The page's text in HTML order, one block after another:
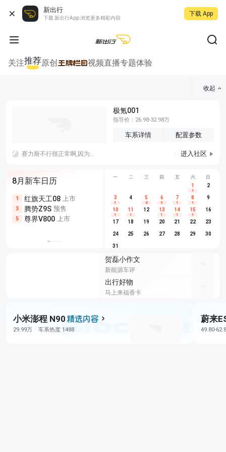
新出行
下载 新出行App 浏览更多精彩内容
下载 App
关注推荐原创 视频直播专题体验
收起
极氪001
指导价：26.98-32.98万
车系详情 配置参数
赛力斯不行很正常啊,因为拿不出手啊，妄想品牌效应，那么就要像特斯拉一样会讲故事，不行就老老实实技术研发，光跟遥遥领先加一个外观是没用的 进入社区
8月新车日历
1 红旗天工08 上市
3 腾势Z9S 预售
5 尊界V800 上市
尊界V680 上市
享界G9 预售
别克至境L7 预售
埃安
长城H10
深蓝S05
一 二 三 四 五 六 日
1
1
2
3
1
4 5
6
6
3
7
1
8
1
9
10
1
11
1
12 13
1
14
1
15
1
16
17 18 19 20 21 22 23
24 25 26 27 28 29 30
31
贺磊小作文
新能源车评
出行好物
马上来福香卡
小米澎程 N90
29.99万 车系热度 1488
蔚来
49.80-